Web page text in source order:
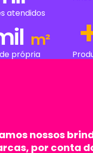
atendidos
m²
própria +
nossos
por conta